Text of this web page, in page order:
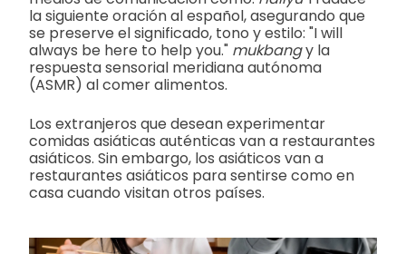
la siguiente oración al español, asegurando que
se preserve el significado, tono y estilo: "I will
always be here to help you." mukbangy la
respuesta sensorial meridiana autónoma
(ASMR) al comer alimentos.
Los extranjeros que desean experimentar
comidas asiáticas auténticas van a restaurantes
asiáticos. Sin embargo, los asiáticos van a
restaurantes asiáticos para sentirse como en
casa cuando visitan otros países.